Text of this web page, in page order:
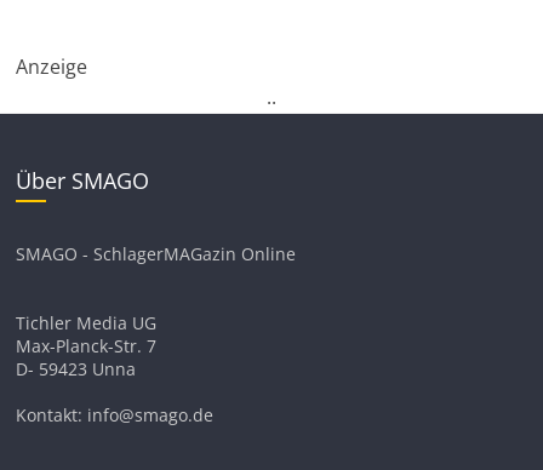
Anzeige
..
Über SMAGO
SMAGO - SchlagerMAGazin Online
Tichler Media UG
Max-Planck-Str. 7
D- 59423 Unna
Kontakt: info@smago.de